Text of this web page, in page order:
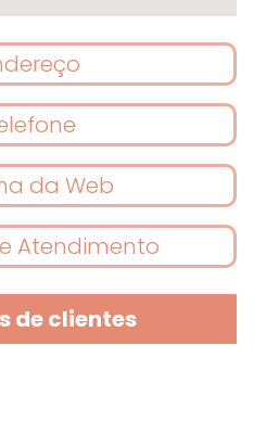
da Web
Atendimento
de clientes